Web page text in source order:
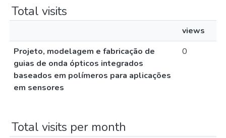
Total visits
views
Projeto, modelagem e fabricação de
guias de onda ópticos integrados
baseados em polímeros para aplicações
em sensores
0
Total visits per month